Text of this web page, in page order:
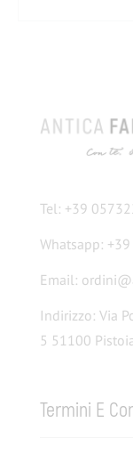
Tel: +39
Whatsapp:
Email:
Indirizzo: Via
5 51100
Termini E